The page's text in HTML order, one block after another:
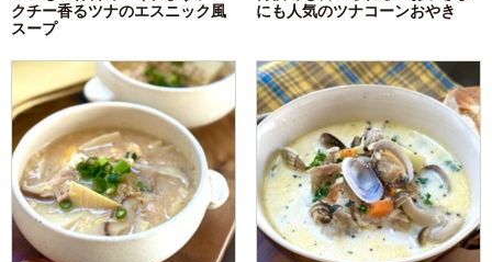
クチー香るツナのエスニック風
スープ
にも人気のツナコーンおやき